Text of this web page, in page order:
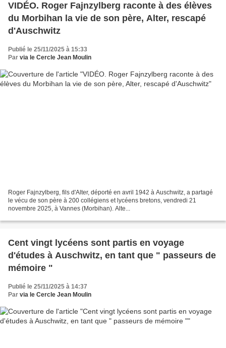
VIDÉO. Roger Fajnzylberg raconte à des élèves
du Morbihan la vie de son père, Alter, rescapé
d'Auschwitz
Publié le 25/11/2025 à 15:33
Par via le Cercle Jean Moulin
Roger Fajnzylberg, fils d'Alter, déporté en avril 1942 à Auschwitz, a partagé
le vécu de son père à 200 collégiens et lycéens bretons, vendredi 21
novembre 2025, à Vannes (Morbihan). Alte...
Cent vingt lycéens sont partis en voyage
d'études à Auschwitz, en tant que " passeurs de
mémoire "
Publié le 25/11/2025 à 14:37
Par via le Cercle Jean Moulin